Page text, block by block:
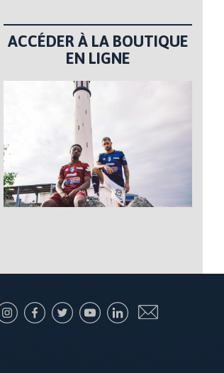
ACCÉDER À LA BOUTIQUE
EN LIGNE